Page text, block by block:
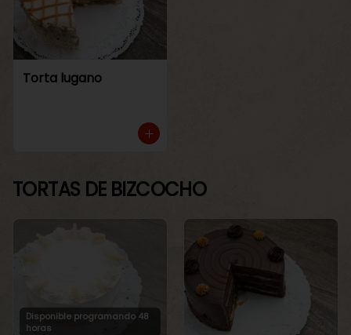
Torta lugano
TORTAS DE BIZCOCHO
Disponible programando 48
horas